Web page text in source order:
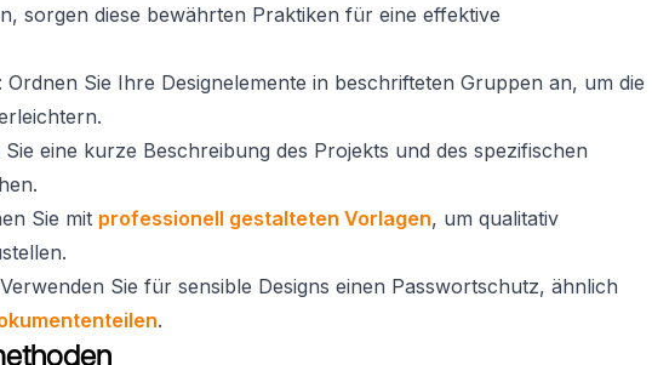
sorgen diese bewährten Praktiken für eine effektive
: Ordnen Sie Ihre Designelemente in beschrifteten Gruppen an, um die
Sie eine kurze Beschreibung des Projekts und des spezifischen
Sie mit professionell gestalteten Vorlagen, um qualitativ
Sie für sensible Designs einen Passwortschutz, ähnlich
.